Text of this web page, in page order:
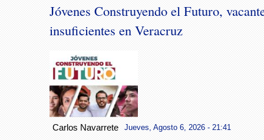
Jóvenes Construyendo el Futuro,
insuficientes en Veracruz
Carlos Navarrete Jueves, Agosto 6, 2026 - 21:41